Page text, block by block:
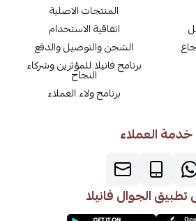
المنتجات الاصلية
اتفاقية الاستخدام
الشحن والتوصيل والدفع
برنامج فانيلا للمؤثرين وشركاء
النجاح
برنامج ولاء العملاء
خدمة العملاء
الجوال فانيلا